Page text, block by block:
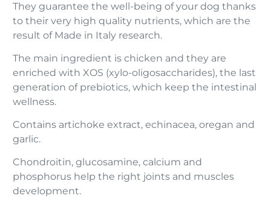
They guarantee the well-being of your dog thanks
to their very high quality nutrients, which are the
result of Made in Italy research.
The main ingredient is chicken and they are
enriched with XOS (xylo-oligosaccharides), the last
generation of prebiotics, which keep the intestinal
wellness.
Contains artichoke extract, echinacea, oregan and
garlic.
Chondroitin, glucosamine, calcium and
phosphorus help the right joints and muscles
development.